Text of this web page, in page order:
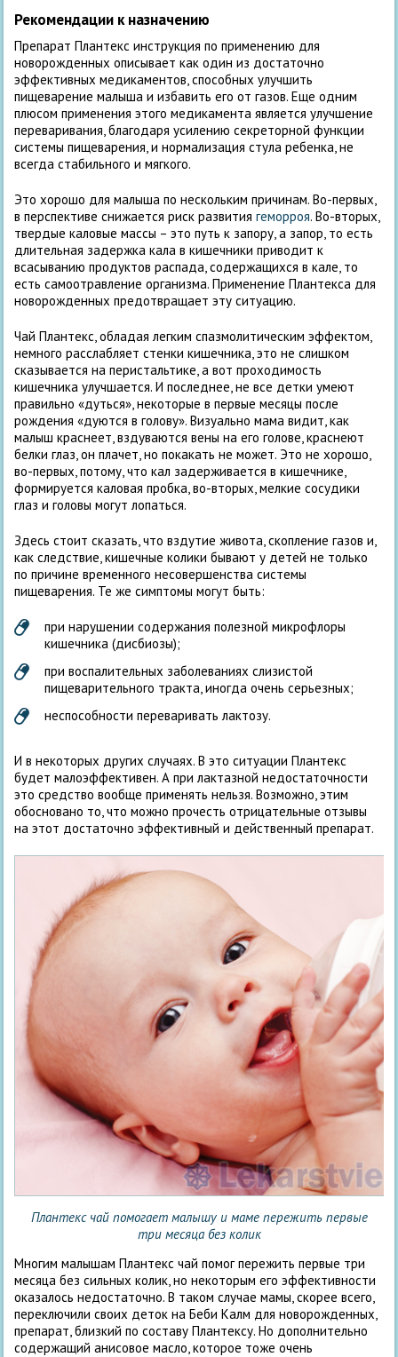
Рекомендации к назначению
Препарат Плантекс инструкция по применению для
новорожденных описывает как один из достаточно
эффективных медикаментов, способных улучшить
пищеварение малыша и избавить его от газов. Еще одним
плюсом применения этого медикамента является улучшение
переваривания, благодаря усилению секреторной функции
системы пищеварения, и нормализация стула ребенка, не
всегда стабильного и мягкого.
Это хорошо для малыша по нескольким причинам. Во-первых,
в перспективе снижается риск развитиягеморроя. Во-вторых,
твердые каловые массы – это путь к запору, а запор, то есть
длительная задержка кала в кишечники приводит к
всасыванию продуктов распада, содержащихся в кале, то
есть самоотравление организма. Применение Плантекса для
новорожденных предотвращает эту ситуацию.
Чай Плантекс, обладая легким спазмолитическим эффектом,
немного расслабляет стенки кишечника, это не слишком
сказывается на перистальтике, а вот проходимость
кишечника улучшается. И последнее, не все детки умеют
правильно «дуться», некоторые в первые месяцы после
рождения «дуются в голову». Визуально мама видит, как
малыш краснеет, вздуваются вены на его голове, краснеют
белки глаз, он плачет, но покакать не может. Это не хорошо,
во-первых, потому, что кал задерживается в кишечнике,
формируется каловая пробка, во-вторых, мелкие сосудики
глаз и головы могут лопаться.
Здесь стоит сказать, что вздутие живота, скопление газов и,
как следствие, кишечные колики бывают у детей не только
по причине временного несовершенства системы
пищеварения. Те же симптомы могут быть:
при нарушении содержания полезной микрофлоры
кишечника (дисбиозы);
при воспалительных заболеваниях слизистой
пищеварительного тракта, иногда очень серьезных;
неспособности переваривать лактозу.
И в некоторых других случаях. В это ситуации Плантекс
будет малоэффективен. А при лактазной недостаточности
это средство вообще применять нельзя. Возможно, этим
обосновано то, что можно прочесть отрицательные отзывы
на этот достаточно эффективный и действенный препарат.
Плантекс чай помогает малышу и маме пережить первые
три месяца без колик
Многим малышам Плантекс чай помог пережить первые три
месяца без сильных колик, но некоторым его эффективности
оказалось недостаточно. В таком случае мамы, скорее всего,
переключили своих деток на Беби Калм для новорожденных,
препарат, близкий по составу Плантексу. Но дополнительно
содержащий анисовое масло, которое тоже очень